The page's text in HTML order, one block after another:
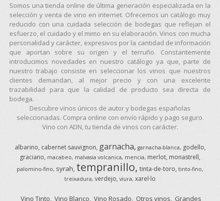
Somos una tienda online de última generación especializada en la
selección y venta de vino en internet. Ofrecemos un catálogo muy
reducido con una cuidada selección de bodegas que reflejan el
esfuerzo, el cuidado y el mimo en su elaboración. Vinos con mucha
personalidad y carácter, expresivos por la cantidad de información
que aportan sobre su origen y el terruño. Constantemente
introducimos novedades en nuestro catálogo ya que, parte de
nuestro trabajo consiste en seleccionar los vinos que nuestros
clientes demandan, al mejor precio y con una excelente
trazabilidad para que la calidad de producto sea directa de
bodega.
Descubre vinos únicos de autor y bodegas españolas
seleccionadas. Compra online con envío rápido y pago seguro.
Vino con ADN, tu tienda de vinos con carácter.
albarino cabernet sauvignon garnacha garnacha-blanca
godello
graciano macabeo malvasia volcanica mencia merlot monastrell
palomino-fino syrah tempranillo tinta-de-toro tinto-fino
treixadura verdejo viura xarel·lo
Vino Tinto Vino Blanco Vino Rosado Otros vinos Grandes